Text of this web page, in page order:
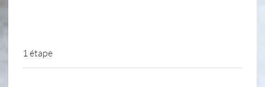
1 étape